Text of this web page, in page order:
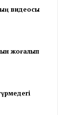
видеосы
жоғалып